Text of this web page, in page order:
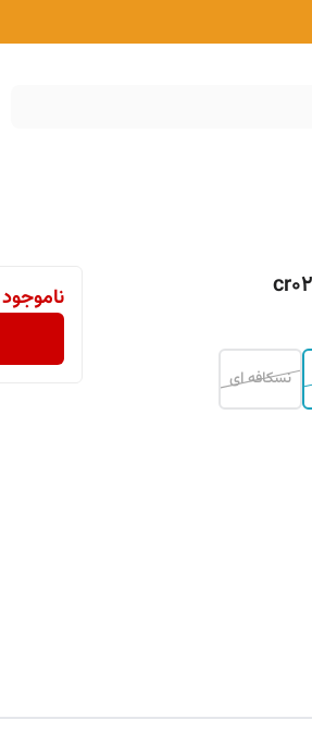
نسکافه ای
ناموجود